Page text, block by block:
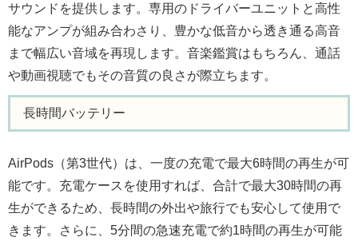
サウンドを提供します。専用のドライバーユニットと高性
能なアンプが組み合わさり、豊かな低音から透き通る高音
まで幅広い音域を再現します。音楽鑑賞はもちろん、通話
や動画視聴でもその音質の良さが際立ちます。
長時間バッテリー
AirPods（第3世代）は、一度の充電で最大6時間の再生が可
能です。充電ケースを使用すれば、合計で最大30時間の再
生ができるため、長時間の外出や旅行でも安心して使用で
きます。さらに、5分間の急速充電で約1時間の再生が可能